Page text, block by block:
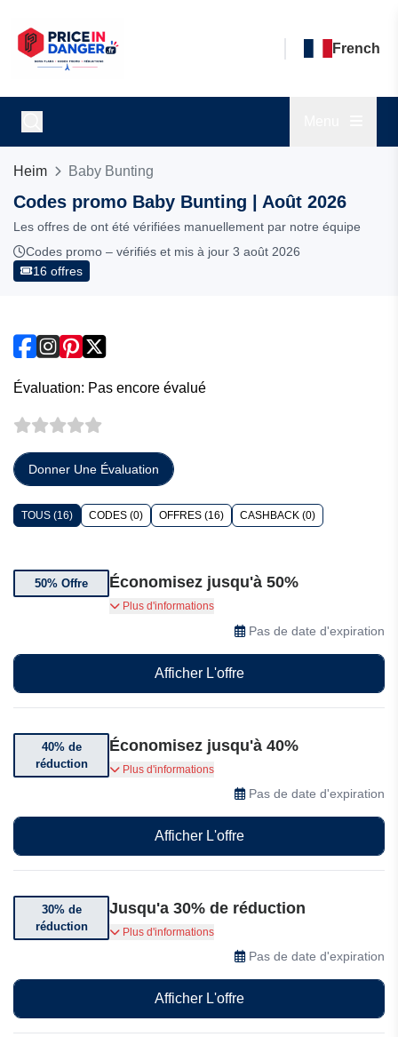
French
Heim Baby Bunting
Codes promo Baby Bunting | Août 2026
Les offres de ont été vérifiées manuellement par notre équipe
Codes promo – vérifiés et mis à jour 3 août 2026
16 offres
Évaluation: Pas encore évalué
Donner Une Évaluation
TOUS (16) CODES (0) OFFRES (16) CASHBACK (0)
50% Offre Économisez jusqu'à 50%
Économisez jusqu'à 50% sur une sélection de
Plus d'informations
Pas de date d'expiration
Afficher L'offre
40% de
réduction
Économisez jusqu'à 40%
Bénéficiez de jusqu'à 40% de réduction sur une
Plus d'informations
Pas de date d'expiration
Afficher L'offre
30% de
réduction
Jusqu'a 30% de réduction
Bénéficiez de 30% de réduction à l'achat du 2e
Plus d'informations
Pas de date d'expiration
Afficher L'offre